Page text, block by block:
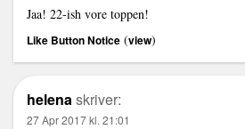
Jaa! 22-ish vore toppen!
Like Button Notice (view)
helenaskriver:
27 Apr 2017 kl. 21:01